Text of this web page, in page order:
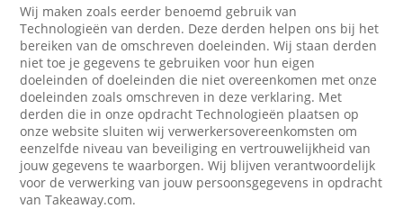
Wij maken zoals eerder benoemd gebruik van
Technologieën van derden. Deze derden helpen ons bij het
bereiken van de omschreven doeleinden. Wij staan derden
niet toe je gegevens te gebruiken voor hun eigen
doeleinden of doeleinden die niet overeenkomen met onze
doeleinden zoals omschreven in deze verklaring. Met
derden die in onze opdracht Technologieën plaatsen op
onze website sluiten wij verwerkersovereenkomsten om
eenzelfde niveau van beveiliging en vertrouwelijkheid van
jouw gegevens te waarborgen. Wij blijven verantwoordelijk
voor de verwerking van jouw persoonsgegevens in opdracht
van Takeaway.com.